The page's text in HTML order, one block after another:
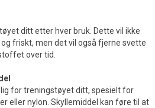
ditt etter hver bruk. Dette vil ikke
friskt, men det vil også fjerne svette
over tid.
for treningstøyet ditt, spesielt for
eller nylon. Skyllemiddel kan føre til at